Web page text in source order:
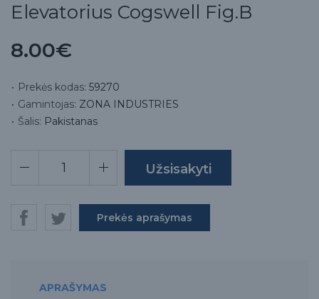
Elevatorius Cogswell Fig.B
8.00€
Prekės kodas: 59270
Gamintojas: ZONA INDUSTRIES
Šalis: Pakistanas
Prekės aprašymas
APRAŠYMAS